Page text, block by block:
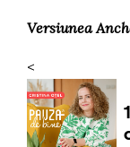
Versiunea
<